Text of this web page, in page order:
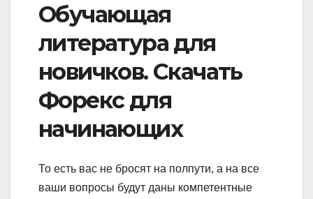
Обучающая
литература для
новичков. Скачать
Форекс для
начинающих
То есть вас не бросят на полпути, а на все
ваши вопросы будут даны компетентные